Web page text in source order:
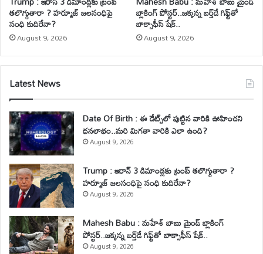
తలొగ్గుతారా ? హర్మూజ్ జలసంధిపై
సంధి కుదిరేనా?
August 9, 2026
బ్లాకింగ్ పోస్టర్..జక్కన్న బర్త్‌డే గిఫ్ట్‌తో
బాక్సాఫీస్ షేక్..
August 9, 2026
Latest News
Date Of Birth : ఈ డేట్స్‌లో పుట్టిన వారికి ఊహించని
ధనలాభం..మరి మిగతా వారికి ఎలా ఉంది?
August 9, 2026
Trump : ఇరాన్ 3 డిమాండ్లకు ట్రంప్ తలొగ్గుతారా ?
హర్మూజ్ జలసంధిపై సంధి కుదిరేనా?
August 9, 2026
Mahesh Babu : మహేశ్‌ బాబు మైండ్ బ్లాకింగ్
పోస్టర్..జక్కన్న బర్త్‌డే గిఫ్ట్‌తో బాక్సాఫీస్ షేక్..
August 9, 2026